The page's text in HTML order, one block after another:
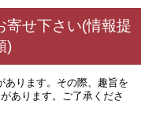
寄せ下さい(情報提
)
あります。その際、趣旨を
あります。ご了承くださ